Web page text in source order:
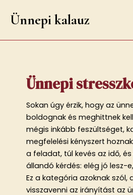
Ünnepi kalauz
Ünnepi
Sokan úgy érzik, hogy az
boldognak és meghittnek
mégis inkább feszültséget,
megfelelési kényszert
a feladat, túl kevés az idő,
állandó kérdés: elég jó lesz-
Ez a kategória azoknak szól,
visszavenni az irányítást az